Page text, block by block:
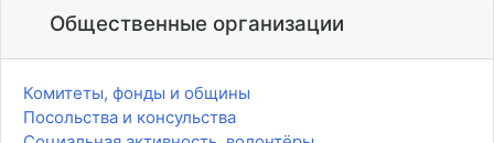
Общественные организации
Комитеты, фонды и общины
Посольства и консульства